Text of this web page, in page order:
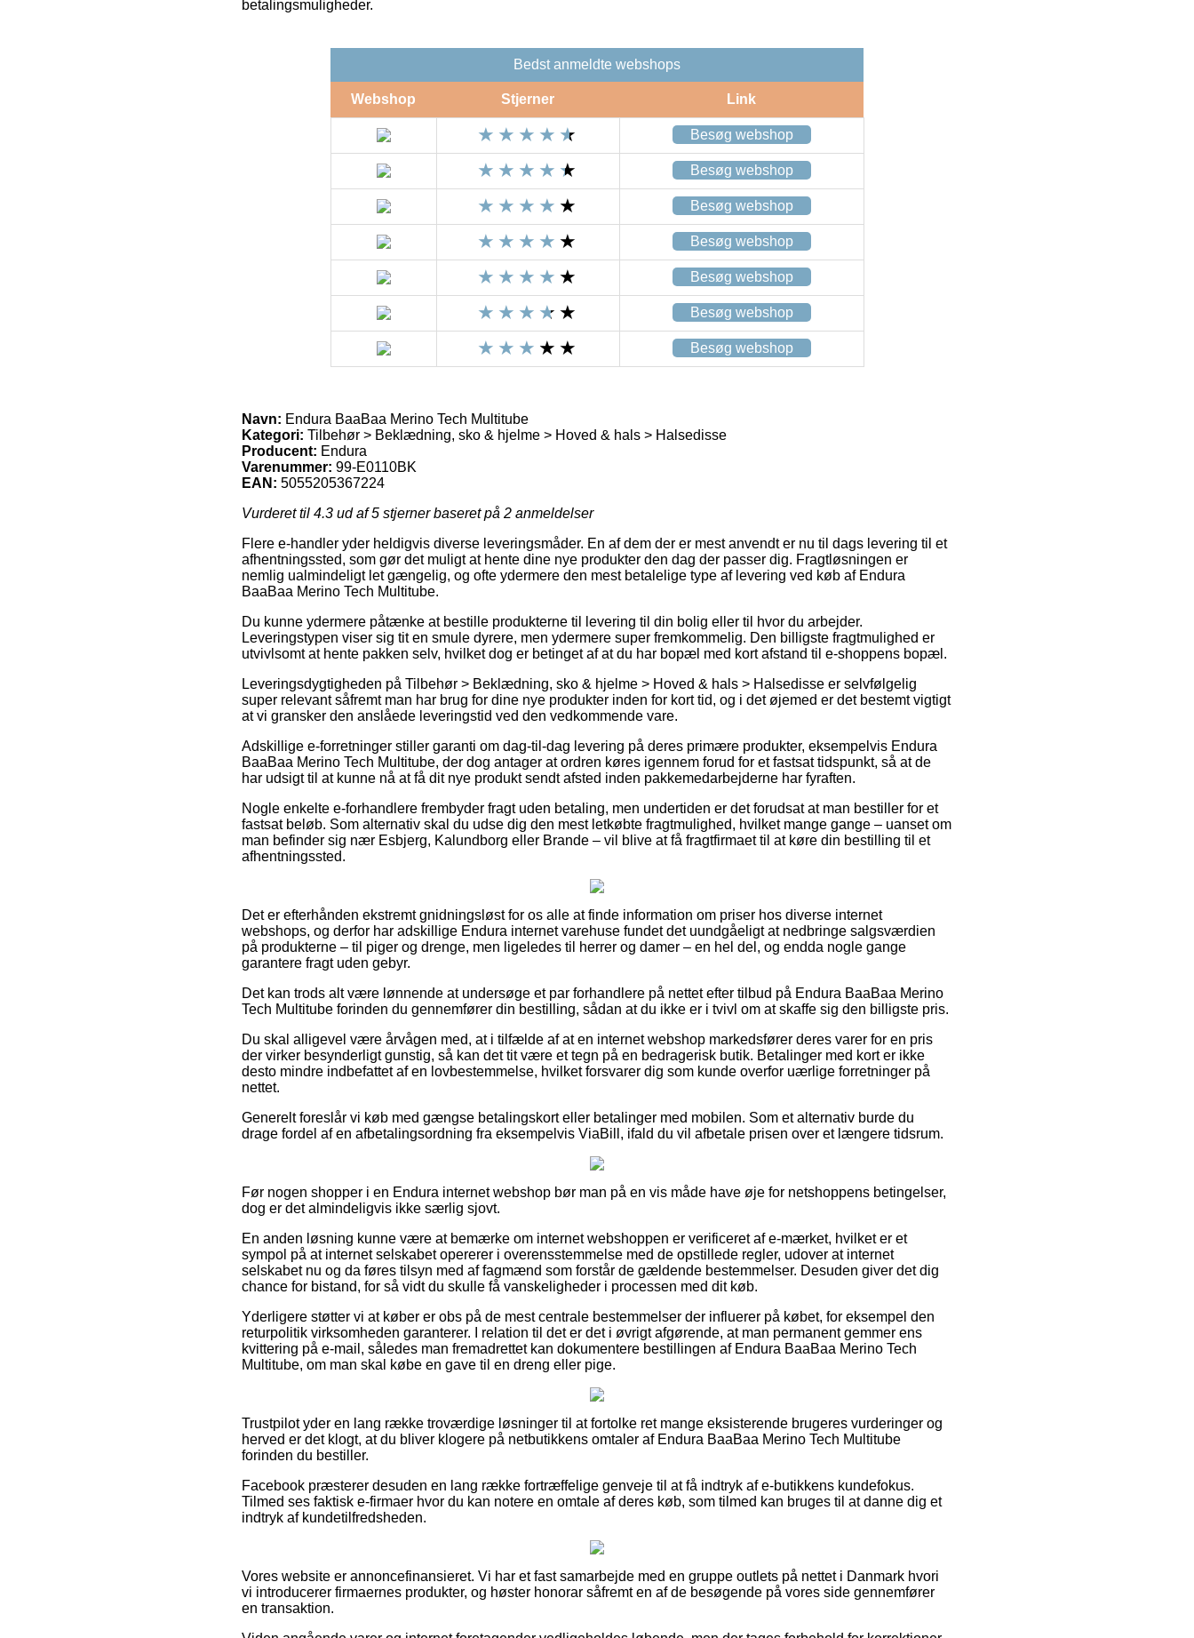
betalingsmuligheder.
Bedst anmeldte webshops
Webshop Stjerner Link
Besøg webshop
Besøg webshop
Besøg webshop
Besøg webshop
Besøg webshop
Besøg webshop
Besøg webshop
Navn: Endura BaaBaa Merino Tech Multitube
Kategori: Tilbehør > Beklædning, sko & hjelme > Hoved & hals > Halsedisse
Producent: Endura
Varenummer: 99-E0110BK
EAN: 5055205367224
Vurderet til 4.3 ud af 5 stjerner baseret på 2 anmeldelser
Flere e-handler yder heldigvis diverse leveringsmåder. En af dem der er mest anvendt er nu til dags levering til et
afhentningssted, som gør det muligt at hente dine nye produkter den dag der passer dig. Fragtløsningen er
nemlig ualmindeligt let gængelig, og ofte ydermere den mest betalelige type af levering ved køb af Endura
BaaBaa Merino Tech Multitube.
Du kunne ydermere påtænke at bestille produkterne til levering til din bolig eller til hvor du arbejder.
Leveringstypen viser sig tit en smule dyrere, men ydermere super fremkommelig. Den billigste fragtmulighed er
utvivlsomt at hente pakken selv, hvilket dog er betinget af at du har bopæl med kort afstand til e-shoppens bopæl.
Leveringsdygtigheden på Tilbehør > Beklædning, sko & hjelme > Hoved & hals > Halsedisse er selvfølgelig
super relevant såfremt man har brug for dine nye produkter inden for kort tid, og i det øjemed er det bestemt vigtigt
at vi gransker den anslåede leveringstid ved den vedkommende vare.
Adskillige e-forretninger stiller garanti om dag-til-dag levering på deres primære produkter, eksempelvis Endura
BaaBaa Merino Tech Multitube, der dog antager at ordren køres igennem forud for et fastsat tidspunkt, så at de
har udsigt til at kunne nå at få dit nye produkt sendt afsted inden pakkemedarbejderne har fyraften.
Nogle enkelte e-forhandlere frembyder fragt uden betaling, men undertiden er det forudsat at man bestiller for et
fastsat beløb. Som alternativ skal du udse dig den mest letkøbte fragtmulighed, hvilket mange gange – uanset om
man befinder sig nær Esbjerg, Kalundborg eller Brande – vil blive at få fragtfirmaet til at køre din bestilling til et
afhentningssted.
Det er efterhånden ekstremt gnidningsløst for os alle at finde information om priser hos diverse internet
webshops, og derfor har adskillige Endura internet varehuse fundet det uundgåeligt at nedbringe salgsværdien
på produkterne – til piger og drenge, men ligeledes til herrer og damer – en hel del, og endda nogle gange
garantere fragt uden gebyr.
Det kan trods alt være lønnende at undersøge et par forhandlere på nettet efter tilbud på Endura BaaBaa Merino
Tech Multitube forinden du gennemfører din bestilling, sådan at du ikke er i tvivl om at skaffe sig den billigste pris.
Du skal alligevel være årvågen med, at i tilfælde af at en internet webshop markedsfører deres varer for en pris
der virker besynderligt gunstig, så kan det tit være et tegn på en bedragerisk butik. Betalinger med kort er ikke
desto mindre indbefattet af en lovbestemmelse, hvilket forsvarer dig som kunde overfor uærlige forretninger på
nettet.
Generelt foreslår vi køb med gængse betalingskort eller betalinger med mobilen. Som et alternativ burde du
drage fordel af en afbetalingsordning fra eksempelvis ViaBill, ifald du vil afbetale prisen over et længere tidsrum.
Før nogen shopper i en Endura internet webshop bør man på en vis måde have øje for netshoppens betingelser,
dog er det almindeligvis ikke særlig sjovt.
En anden løsning kunne være at bemærke om internet webshoppen er verificeret af e-mærket, hvilket er et
sympol på at internet selskabet opererer i overensstemmelse med de opstillede regler, udover at internet
selskabet nu og da føres tilsyn med af fagmænd som forstår de gældende bestemmelser. Desuden giver det dig
chance for bistand, for så vidt du skulle få vanskeligheder i processen med dit køb.
Yderligere støtter vi at køber er obs på de mest centrale bestemmelser der influerer på købet, for eksempel den
returpolitik virksomheden garanterer. I relation til det er det i øvrigt afgørende, at man permanent gemmer ens
kvittering på e-mail, således man fremadrettet kan dokumentere bestillingen af Endura BaaBaa Merino Tech
Multitube, om man skal købe en gave til en dreng eller pige.
Trustpilot yder en lang række troværdige løsninger til at fortolke ret mange eksisterende brugeres vurderinger og
herved er det klogt, at du bliver klogere på netbutikkens omtaler af Endura BaaBaa Merino Tech Multitube
forinden du bestiller.
Facebook præsterer desuden en lang række fortræffelige genveje til at få indtryk af e-butikkens kundefokus.
Tilmed ses faktisk e-firmaer hvor du kan notere en omtale af deres køb, som tilmed kan bruges til at danne dig et
indtryk af kundetilfredsheden.
Vores website er annoncefinansieret. Vi har et fast samarbejde med en gruppe outlets på nettet i Danmark hvori
vi introducerer firmaernes produkter, og høster honorar såfremt en af de besøgende på vores side gennemfører
en transaktion.